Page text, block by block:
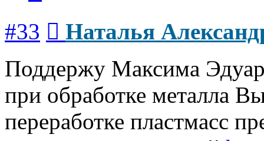
#33
Наталья
Поддержу Максима
при обработке металла
переработке пластмасс